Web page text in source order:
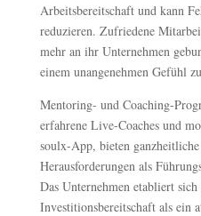
Arbeitsbereitschaft und kann
reduzieren. Zufriedene
mehr an ihr Unternehmen
einem unangenehmen Gefühl
Mentoring- und Coaching-
erfahrene Live-Coaches und
soulx-App, bieten
Herausforderungen als
Das Unternehmen etabliert
Investitionsbereitschaft als ein